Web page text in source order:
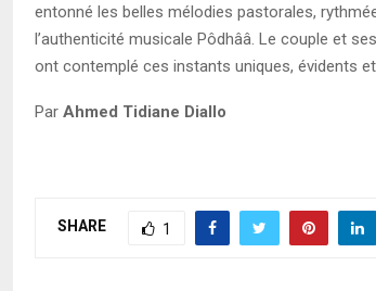
entonné les belles mélodies pastorales,
l’authenticité musicale Pôdhââ. Le couple et
ont contemplé ces instants uniques, évidents et
Par Ahmed Tidiane Diallo
SHARE 1